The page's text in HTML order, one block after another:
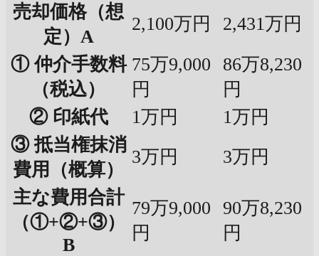
売却価格（想
定）A
2,100万円
2,431万円
① 仲介手数料
（税込）
75万9,000
円
86万8,230
円
② 印紙代
1万円
1万円
③ 抵当権抹消
費用（概算）
3万円
3万円
主な費用合計
（①+②+③）
B
79万9,000
円
90万8,230
円